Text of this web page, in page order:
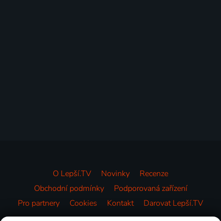
O Lepší.TV Novinky
Recenze
Obchodní podmínky
Podporovaná zařízení
Pro partnery
Cookies Kontakt Darovat Lepší.TV